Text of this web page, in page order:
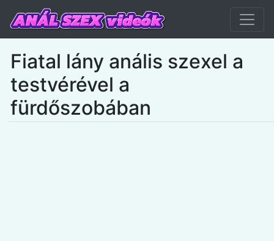
Fiatal lány anális szexel a
testvérével a
fürdőszobában